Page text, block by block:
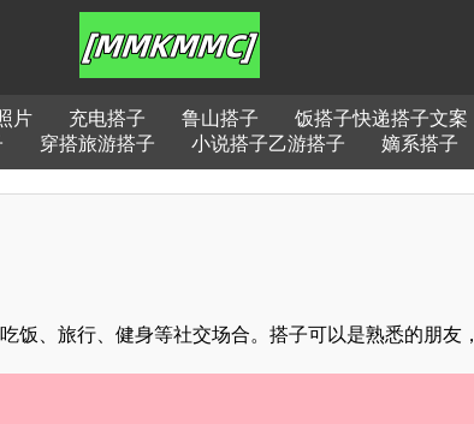
片 充电搭子 鲁山搭子 饭搭子快递搭子文案
穿搭旅游搭子 小说搭子乙游搭子 嫡系搭子
饭、旅行、健身等社交场合。搭子可以是熟悉的朋友，